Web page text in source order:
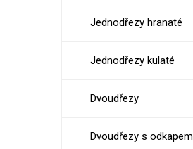
Jednodřezy hranaté
Jednodřezy kulaté
Dvoudřezy
Dvoudřezy s odkapem